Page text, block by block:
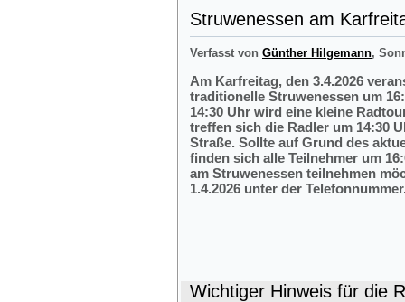
Struwenessen am
Verfasst von Günther Hilgemann,
Am Karfreitag, den 3.4.2026
traditionelle Struwenessen um
14:30 Uhr wird eine kleine
treffen sich die Radler um 14:30
Straße. Sollte auf Grund des
finden sich alle Teilnehmer um
am Struwenessen teilnehmen
1.4.2026 unter der
Wichtiger Hinweis für die